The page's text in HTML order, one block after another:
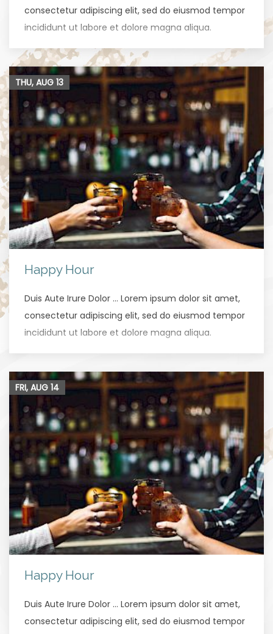
consectetur adipiscing elit, sed do eiusmod tempor
incididunt ut labore et dolore magna aliqua.
Happy Hour
Duis Aute Irure Dolor … Lorem ipsum dolor sit amet,
consectetur adipiscing elit, sed do eiusmod tempor
incididunt ut labore et dolore magna aliqua.
THU, AUG 13
Happy Hour
Duis Aute Irure Dolor … Lorem ipsum dolor sit amet,
consectetur adipiscing elit, sed do eiusmod tempor
FRI, AUG 14